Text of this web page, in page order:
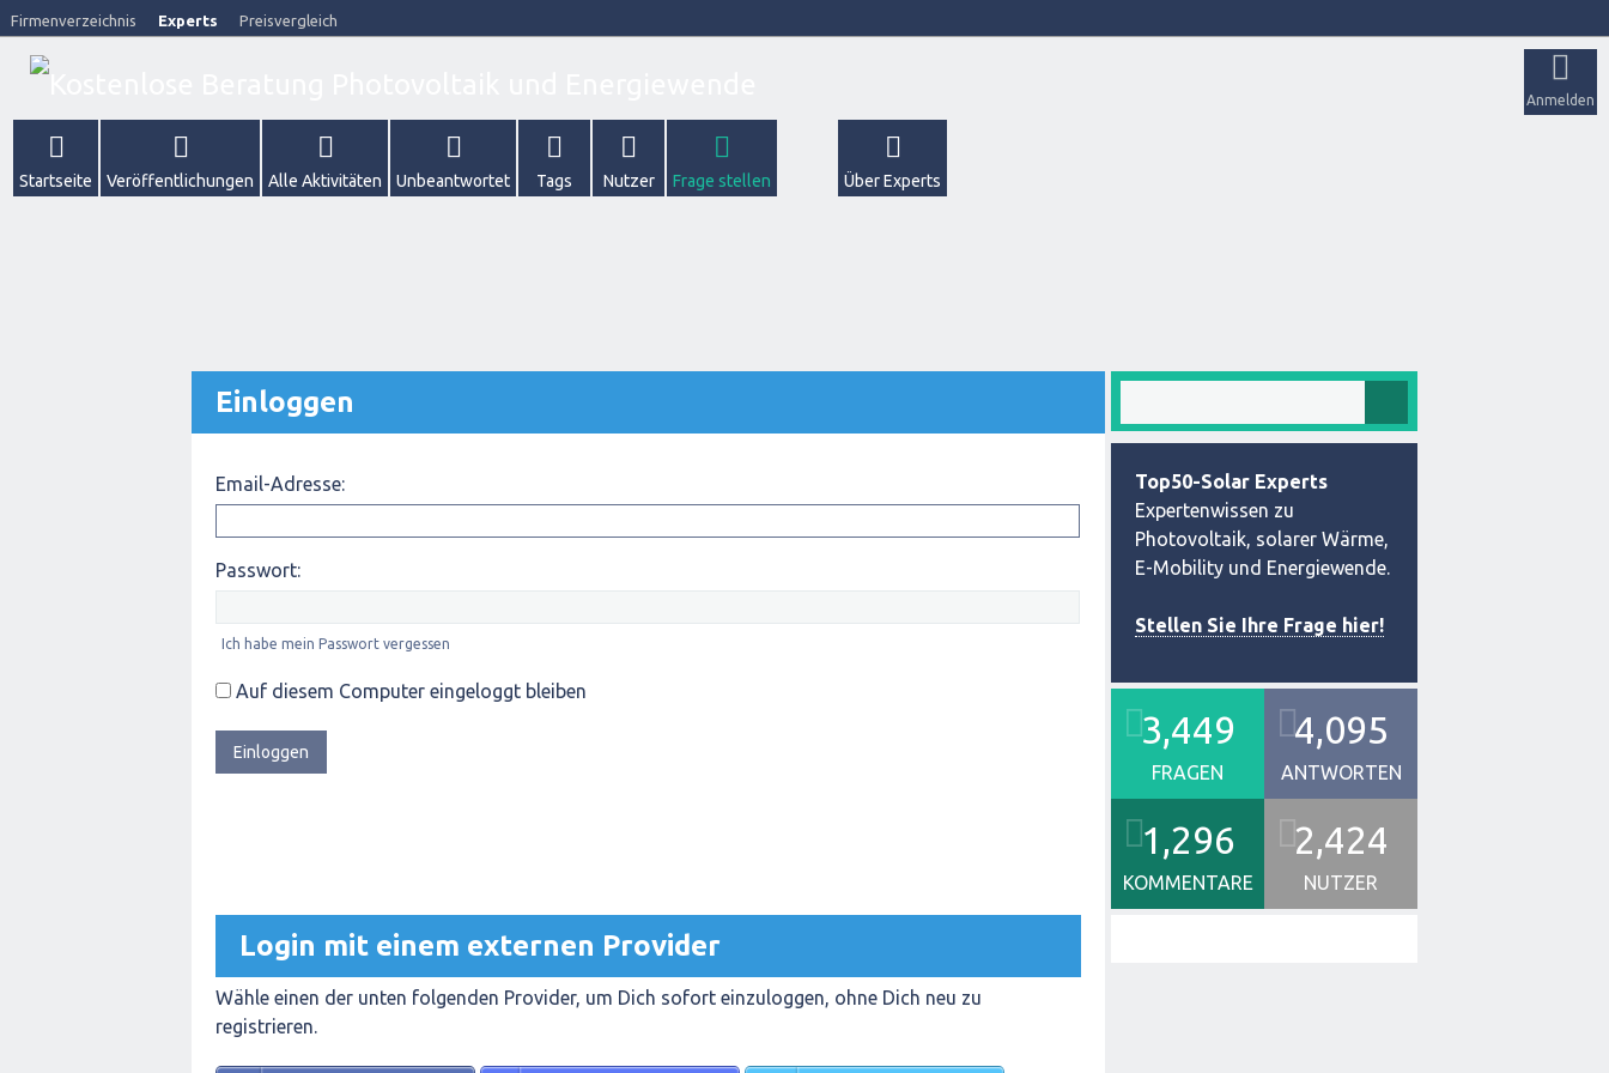
Firmenverzeichnis Experts Preisvergleich
Anmelden
Startseite Veröffentlichungen Alle Aktivitäten Unbeantwortet Tags Nutzer Frage stellen Über Experts
Einloggen
Email-Adresse:
Passwort:
Ich habe mein Passwort vergessen
Auf diesem Computer eingeloggt bleiben
Login mit einem externen Provider
Wähle einen der unten folgenden Provider, um Dich sofort einzuloggen, ohne Dich neu zu
registrieren.
Top50-Solar Experts
Expertenwissen zu
Photovoltaik, solarer Wärme,
E-Mobility und Energiewende.
Stellen Sie Ihre Frage hier!
3,449
FRAGEN
4,095
ANTWORTEN
1,296
KOMMENTARE
2,424
NUTZER